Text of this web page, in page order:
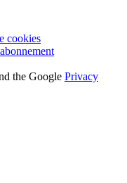
cookies
the Google Privacy